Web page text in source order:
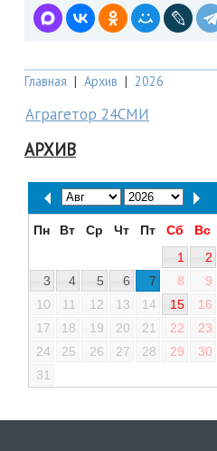
Главная | Архив | 2026
Аграгетор 24СМИ
АРХИВ
Пн Вт Ср Чт Пт Сб
Вс
1
2
3
4 5 6 7 8
9
10
11 12 13 14 15
16
17
18 19 20 21 22
23
24
25 26 27 28 29
30
31